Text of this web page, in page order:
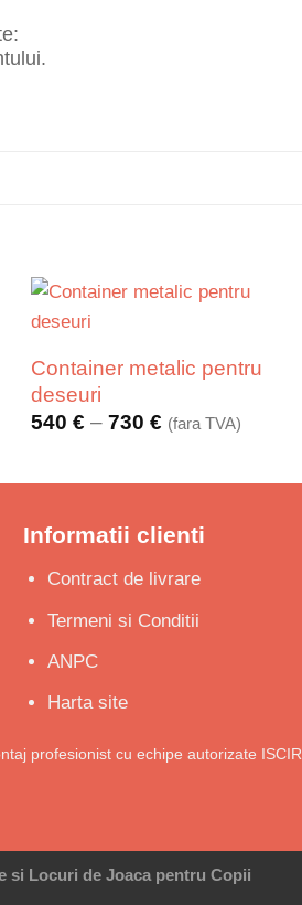
Container metalic pentru
deseuri
540€ – 730€ Interval
540 €
730 €
(fara TVA)
Informatii clienti
Contract de livrare
Termeni si Conditii
ANPC
Harta site
profesionist cu echipe autorizate ISCIR
si Locuri de Joaca pentru Copii